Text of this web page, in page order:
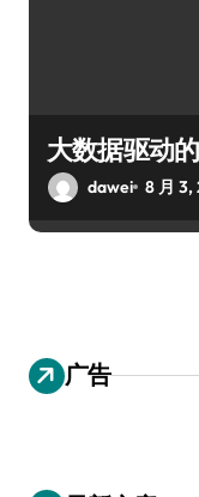
大数据驱动
dawei 8 月 3,
广告